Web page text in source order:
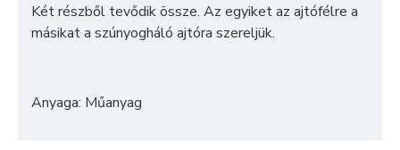
Két részből tevődik össze. Az egyiket az ajtófélre a
másikat a szúnyogháló ajtóra szereljük.
Anyaga: Műanyag